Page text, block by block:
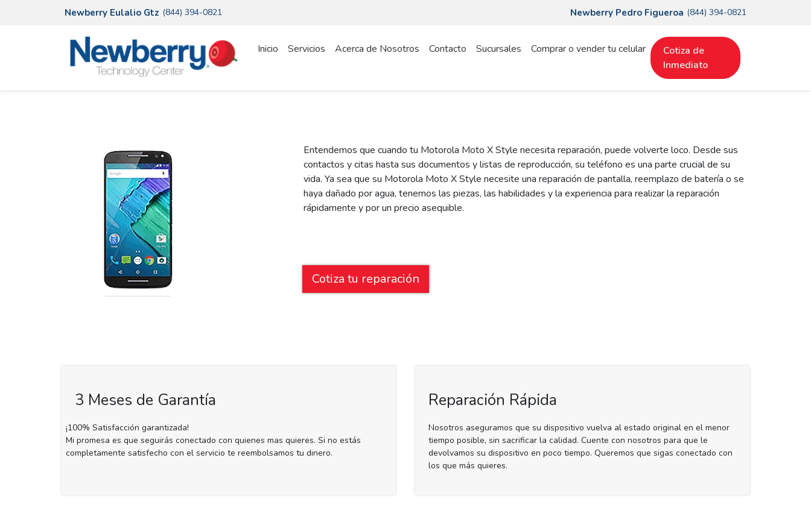
Newberry Eulalio Gtz (844) 394-0821 Newberry Pedro Figueroa (844) 394-0821
Inicio Servicios Acerca de Nosotros Contacto Sucursales Comprar o vender tu celular
Cotiza de
Inmediato
Entendemos que cuando tu Motorola Moto X Style necesita reparación, puede volverte loco. Desde sus
contactos y citas hasta sus documentos y listas de reproducción, su teléfono es una parte crucial de su
vida. Ya sea que su Motorola Moto X Style necesite una reparación de pantalla, reemplazo de batería o se
haya dañado por agua, tenemos las piezas, las habilidades y la experiencia para realizar la reparación
rápidamente y por un precio asequible.
Cotiza tu reparación
3 Meses de Garantía
¡100% Satisfacción garantizada!
Mi promesa es que seguirás conectado con quienes mas quieres. Si no estás
completamente satisfecho con el servicio te reembolsamos tu dinero.
Reparación Rápida
Nosotros aseguramos que su dispositivo vuelva al estado original en el menor
tiempo posible, sin sacrificar la calidad. Cuente con nosotros para que le
devolvamos su dispositivo en poco tiempo. Queremos que sigas conectado con
los que más quieres.